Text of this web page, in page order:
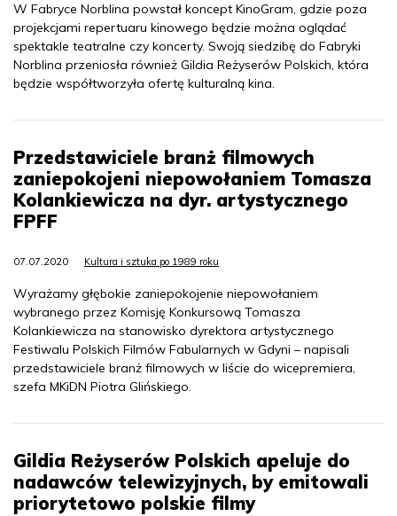
W Fabryce Norblina powstał koncept KinoGram, gdzie poza
projekcjami repertuaru kinowego będzie można oglądać
spektakle teatralne czy koncerty. Swoją siedzibę do Fabryki
Norblina przeniosła również Gildia Reżyserów Polskich, która
będzie współtworzyła ofertę kulturalną kina.
Przedstawiciele branż filmowych
zaniepokojeni niepowołaniem Tomasza
Kolankiewicza na dyr. artystycznego
FPFF
07.07.2020 Kultura i sztuka po 1989 roku
Wyrażamy głębokie zaniepokojenie niepowołaniem
wybranego przez Komisję Konkursową Tomasza
Kolankiewicza na stanowisko dyrektora artystycznego
Festiwalu Polskich Filmów Fabularnych w Gdyni – napisali
przedstawiciele branż filmowych w liście do wicepremiera,
szefa MKiDN Piotra Glińskiego.
Gildia Reżyserów Polskich apeluje do
nadawców telewizyjnych, by emitowali
priorytetowo polskie filmy